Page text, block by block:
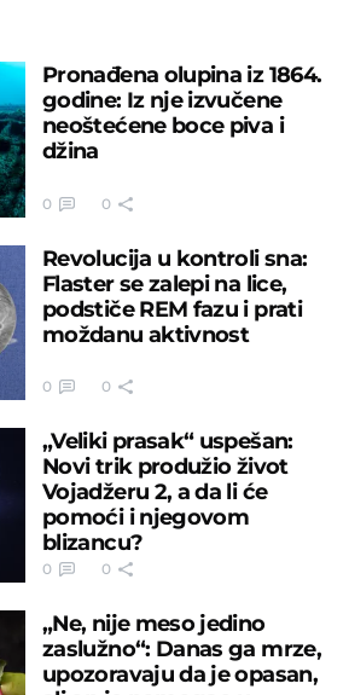
Pronađena olupina iz 1864.
godine: Iz nje izvučene
neoštećene boce piva i
džina
0 0
Revolucija u kontroli sna:
Flaster se zalepi na lice,
podstiče REM fazu i prati
moždanu aktivnost
0 0
„Veliki prasak“ uspešan:
Novi trik produžio život
Vojadžeru 2, a da li će
pomoći i njegovom
blizancu?
0 0
„Ne, nije meso jedino
zaslužno“: Danas ga mrze,
upozoravaju da je opasan,